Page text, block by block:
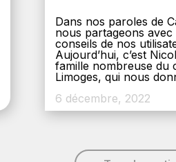
Dans nos paroles de
nous partageons avec
conseils de nos
Aujourd’hui, c’est
famille nombreuse du
Limoges, qui nous
6 décembre, 2022